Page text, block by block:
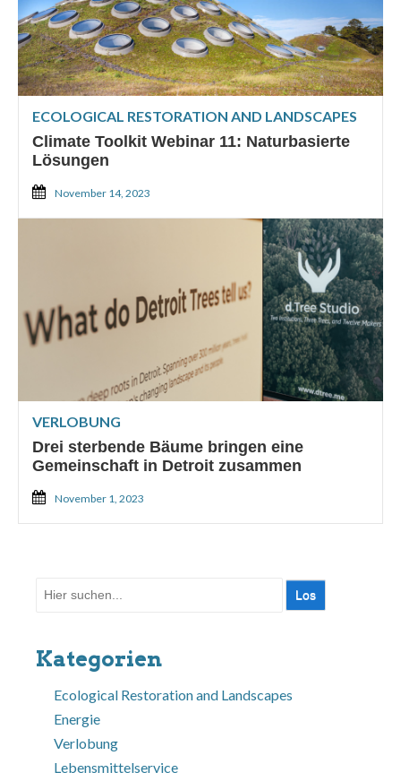
ECOLOGICAL RESTORATION AND LANDSCAPES
Climate Toolkit Webinar 11: Naturbasierte
Lösungen
November 14, 2023
VERLOBUNG
Drei sterbende Bäume bringen eine
Gemeinschaft in Detroit zusammen
November 1, 2023
Suche
Kategorien
Ecological Restoration and Landscapes
Energie
Verlobung
Lebensmittelservice